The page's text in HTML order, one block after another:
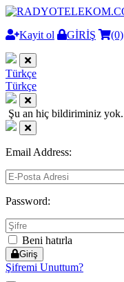
Kayit ol GİRİŞ (0)
Türkçe
Türkçe
Şu an hiç bildiriminiz yok.
Email Address:
Password:
Beni hatırla
Giriş
Şifremi Unuttum?